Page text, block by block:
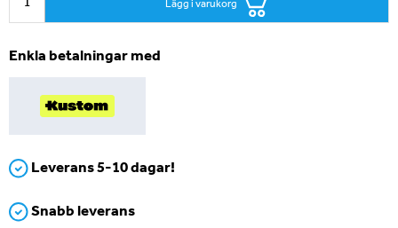
Lägg i varukorg
Enkla betalningar med
Leverans 5-10 dagar!
Snabb leverans